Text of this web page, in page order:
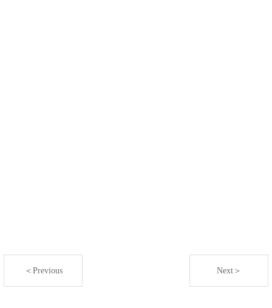
＜Previous Next＞